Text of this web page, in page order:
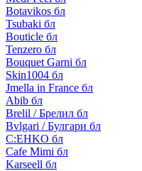
Botavikos бл
Tsubaki бл
Bouticle бл
Tenzero бл
Bouquet Garni бл
Skin1004 бл
Jmella in France бл
Abib бл
Brelil / Брелил бл
Bvlgari / Булгари бл
C:EHKO бл
Cafe Mimi бл
Karseell бл